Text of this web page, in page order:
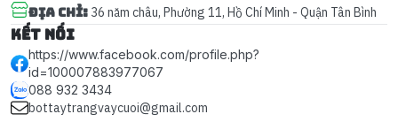
Địa chỉ: 36 năm châu, Phường 11, Hồ Chí Minh - Quận Tân Bình
Kết nối
https://www.facebook.com/profile.php?
id=100007883977067
088 932 3434
bottaytrangvaycuoi@gmail.com